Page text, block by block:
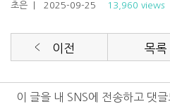
초은 | 2025-09-25 13,960 views
이전 목록
이 글을 내 SNS에 전송하고 댓